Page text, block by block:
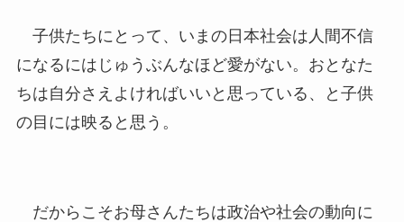
子供たちにとって、いまの日本社会は人間不信
になるにはじゅうぶんなほど愛がない。おとなた
ちは自分さえよければいいと思っている、と子供
の目には映ると思う。
だからこそお母さんたちは政治や社会の動向に